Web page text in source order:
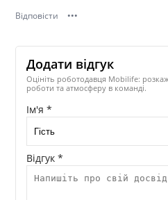
Відповісти •••
Додати відгук
Оцініть роботодавця Mobilife:
роботи та атмосферу в команді.
Ім'я *
Відгук *